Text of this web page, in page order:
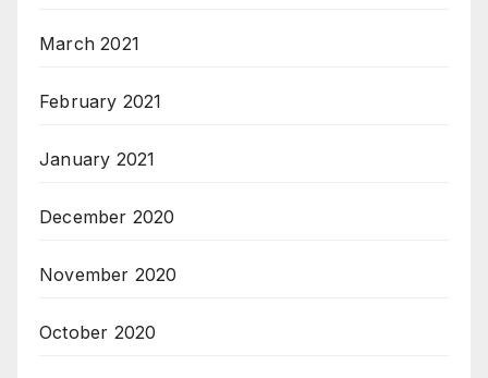
March 2021
February 2021
January 2021
December 2020
November 2020
October 2020